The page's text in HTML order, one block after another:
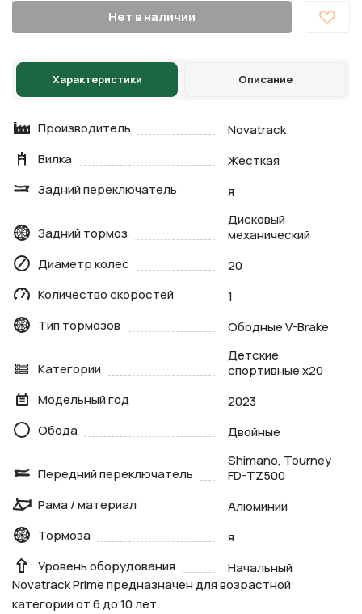
Нет в наличии
Характеристики Описание
Производитель
Novatrack
Вилка
Жесткая
Задний переключатель
я
Задний тормоз
Дисковый
механический
Диаметр колес
20
Количество скоростей
1
Тип тормозов
Ободные V-Brake
Категории
Детские
спортивные х20
Модельный год
2023
Обода
Двойные
Передний переключатель
Shimano, Tourney
FD-TZ500
Рама / материал
Алюминий
Тормоза
я
Уровень оборудования
Начальный
Novatrack Prime предназначен для возрастной
категории от 6 до 10 лет.